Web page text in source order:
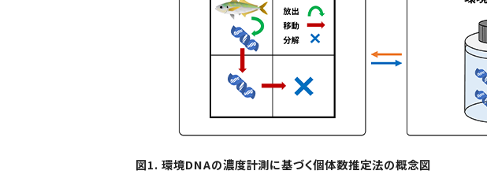
図1. 環境DNAの濃度計測に基づく個体数推定法の概念図